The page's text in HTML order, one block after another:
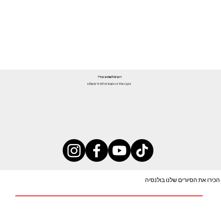
רוצים לשמוע עוד?
עקבו אחרינו והצטרפו לסיורים שלנו!
הכירו את הסיורים שלנו בולנסיה